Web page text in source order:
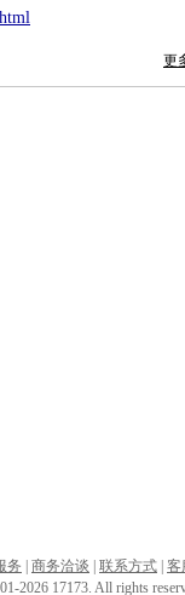
更
务 商务洽谈 联系方式 客
2026 17173. All rights